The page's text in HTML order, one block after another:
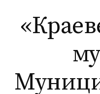
содержимому